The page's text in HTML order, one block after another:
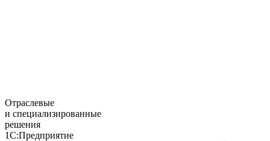
Отраслевые
и специализированные
решения
1С:Предприятие